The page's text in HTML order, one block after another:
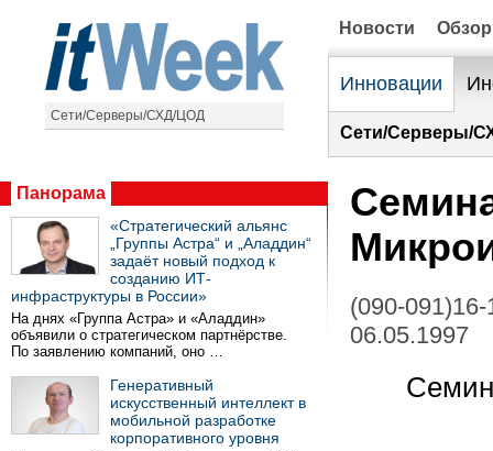
Сети/Серверы/СХД/ЦОД
Новости
Инновации
Сети/Серверы/
Панорама
«Стратегический альянс
„Группы Астра“ и „Аладдин“
задаёт новый подход к
созданию ИТ-
инфраструктуры в России»
На днях «Группа Астра» и «Аладдин»
объявили о стратегическом партнёрстве.
По заявлению компаний, оно …
Генеративный
искусственный интеллект в
мобильной разработке
корпоративного уровня
(090-
06.05.1997